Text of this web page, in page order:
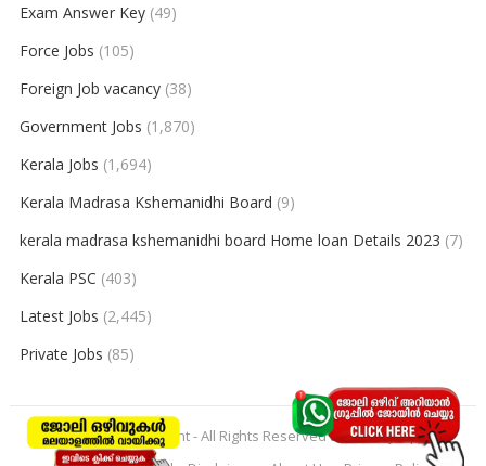
Exam Answer Key(49)
Force Jobs (105)
Foreign Job vacancy(38)
Government Jobs (1,870)
Kerala Jobs (1,694)
Kerala Madrasa Kshemanidhi Board (9)
kerala madrasa kshemanidhi board Home loan Details 2023 (7)
Kerala PSC (403)
Latest Jobs (2,445)
Private Jobs (85)
© 2026keralajobpoint- All Rights Reserved toKeralajobpoint